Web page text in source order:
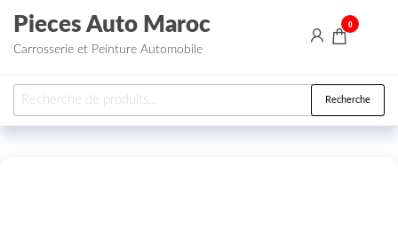
Aller au contenu
Pieces Auto Maroc
Carrosserie et Peinture Automobile
0
Recherche pour : Recherche